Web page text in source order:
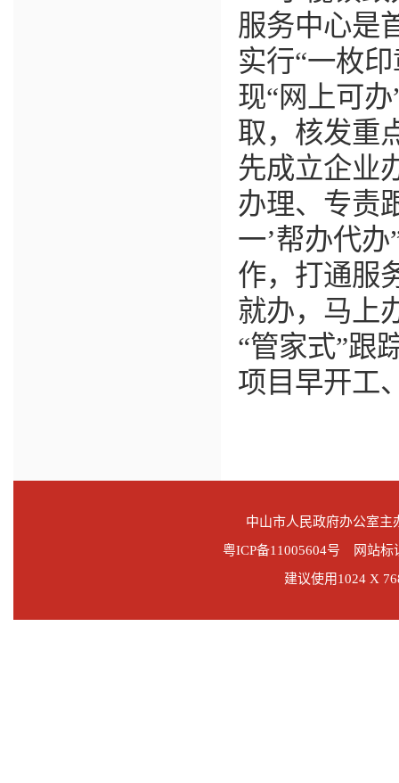
服务中心是
实行“一枚
现“网上可办
取，核发重
先成立企业
办理、专责
一’帮办代办
作，打通服
就办，马上
“管家式”跟
项目早开工
中山市人民政府办公室
粤ICP备11005604号 网站标
建议使用1024 X